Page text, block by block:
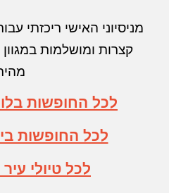
מניסיוני האישי ריכזתי
קצרות ומושלמות
לכל החופשות
לכל החופשות
לכל טיולי עיר